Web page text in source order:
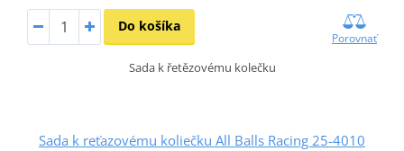
Do košíka
Porovnať
Sada k řetězovému kolečku
Sada k reťazovému koliečku All Balls Racing 25-4010